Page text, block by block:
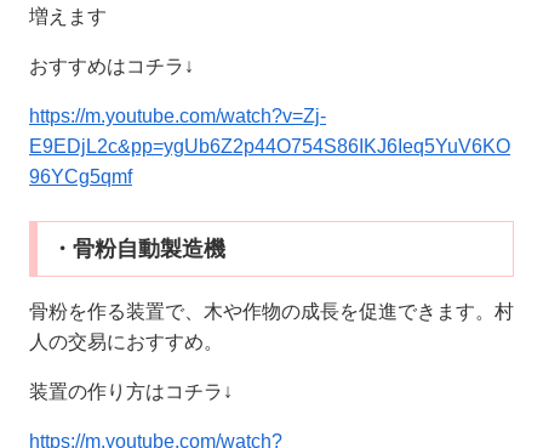
増えます
おすすめはコチラ↓
https://m.youtube.com/watch?v=Zj-
E9EDjL2c&pp=ygUb6Z2p44O754S86IKJ6Ieq5YuV6KO
96YCg5qmf
・骨粉自動製造機
骨粉を作る装置で、木や作物の成長を促進できます。村
人の交易におすすめ。
装置の作り方はコチラ↓
https://m.youtube.com/watch?